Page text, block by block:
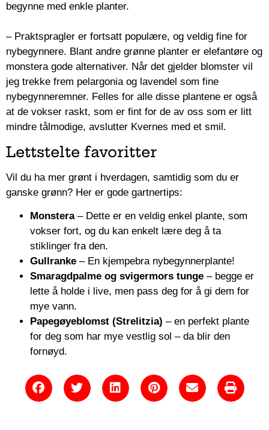
begynne med enkle planter.
– Praktspragler er fortsatt populære, og veldig fine for
nybegynnere. Blant andre grønne planter er elefantøre og
monstera gode alternativer. Når det gjelder blomster vil
jeg trekke frem pelargonia og lavendel som fine
nybegynneremner. Felles for alle disse plantene er også
at de vokser raskt, som er fint for de av oss som er litt
mindre tålmodige, avslutter Kvernes med et smil.
Lettstelte favoritter
Vil du ha mer grønt i hverdagen, samtidig som du er
ganske grønn? Her er gode gartnertips:
Monstera– Dette er en veldig enkel plante, som
vokser fort, og du kan enkelt lære deg å ta
stiklinger fra den.
Gullranke – En kjempebra nybegynnerplante!
Smaragdpalme og svigermors tunge – begge er
lette å holde i live, men pass deg for å gi dem for
mye vann.
Papegøyeblomst (Strelitzia) – en perfekt plante
for deg som har mye vestlig sol – da blir den
fornøyd.